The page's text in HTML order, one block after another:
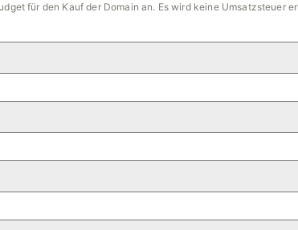
für den Kauf der Domain an. Es wird keine Umsatzsteuer